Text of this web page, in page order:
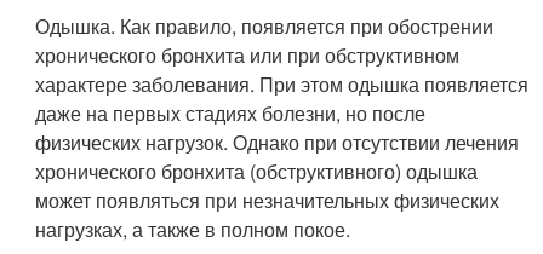
Одышка. Как правило, появляется при обострении
хронического бронхита или при обструктивном
характере заболевания. При этом одышка появляется
даже на первых стадиях болезни, но после
физических нагрузок. Однако при отсутствии лечения
хронического бронхита (обструктивного) одышка
может появляться при незначительных физических
нагрузках, а также в полном покое.